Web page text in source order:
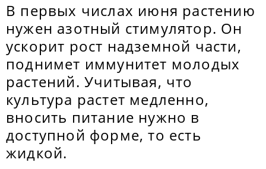
В первых числах июня растению
нужен азотный стимулятор. Он
ускорит рост надземной части,
поднимет иммунитет молодых
растений. Учитывая, что
культура растет медленно,
вносить питание нужно в
доступной форме, то есть
жидкой.